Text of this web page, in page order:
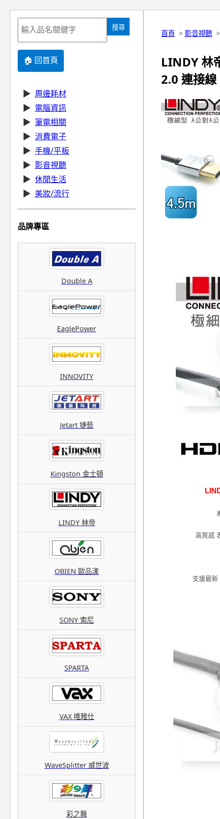
搜尋
🏠 回首頁
▶ 周邊耗材
▶ 電腦資訊
▶ 筆電相關
▶ 消費電子
▶ 手機/平板
▶ 影音視聽
▶ 休閒生活
▶ 美妝/流行
品牌專區
Double A
EaglePower
INNOVITY
Jetart 捷藝
Kingston 金士頓
LINDY 林帝
OBIEN 歐品漾
SONY 索尼
SPARTA
VAX 唯雅仕
WaveSplitter 威世波
彩之舞
首頁 > 影音視聽
LINDY 林
2.0 連接
高質感
支援最